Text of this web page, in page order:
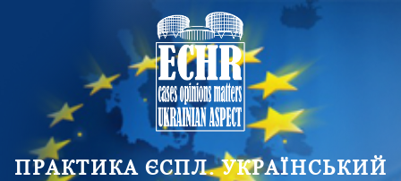
ПРАКТИКА ЄСПЛ. УКРАЇНСЬКИЙ